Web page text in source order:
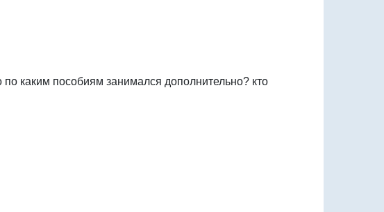
каким пособиям занимался дополнительно? кто